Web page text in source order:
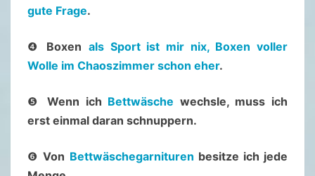
T
E
–
2
.
gute Frage.
❹ Boxen als Sport ist mir nix, Boxen voller
Wolle im Chaoszimmer schon eher.
❺Wenn ich Bettwäsche wechsle, muss ich
erst einmal daran schnuppern.
❻ Von Bettwäschegarnituren besitze ich jede